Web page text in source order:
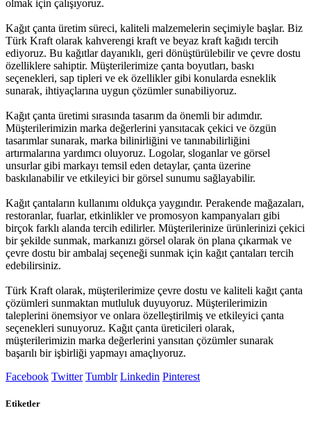
olmak için çalışıyoruz.
Kağıt çanta üretim süreci, kaliteli malzemelerin seçimiyle başlar. Biz
Türk Kraft olarak kahverengi kraft ve beyaz kraft kağıdı tercih
ediyoruz. Bu kağıtlar dayanıklı, geri dönüştürülebilir ve çevre dostu
özelliklere sahiptir. Müşterilerimize çanta boyutları, baskı
seçenekleri, sap tipleri ve ek özellikler gibi konularda esneklik
sunarak, ihtiyaçlarına uygun çözümler sunabiliyoruz.
Kağıt çanta üretimi sırasında tasarım da önemli bir adımdır.
Müşterilerimizin marka değerlerini yansıtacak çekici ve özgün
tasarımlar sunarak, marka bilinirliğini ve tanınabilirliğini
artırmalarına yardımcı oluyoruz. Logolar, sloganlar ve görsel
unsurlar gibi markayı temsil eden detaylar, çanta üzerine
baskılanabilir ve etkileyici bir görsel sunumu sağlayabilir.
Kağıt çantaların kullanımı oldukça yaygındır. Perakende mağazaları,
restoranlar, fuarlar, etkinlikler ve promosyon kampanyaları gibi
birçok farklı alanda tercih edilirler. Müşterilerinize ürünlerinizi çekici
bir şekilde sunmak, markanızı görsel olarak ön plana çıkarmak ve
çevre dostu bir ambalaj seçeneği sunmak için kağıt çantaları tercih
edebilirsiniz.
Türk Kraft olarak, müşterilerimize çevre dostu ve kaliteli kağıt çanta
çözümleri sunmaktan mutluluk duyuyoruz. Müşterilerimizin
taleplerini önemsiyor ve onlara özelleştirilmiş ve etkileyici çanta
seçenekleri sunuyoruz. Kağıt çanta üreticileri olarak,
müşterilerimizin marka değerlerini yansıtan çözümler sunarak
başarılı bir işbirliği yapmayı amaçlıyoruz.
Facebook Twitter Tumblr Linkedin Pinterest
Etiketler